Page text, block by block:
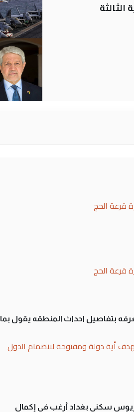
قرعة الحج
قرعة الحج
بتفاصيل احداث المنطقه يقول بما
أية دولة ومفتوحة لانضمام الدول
سكني بغداد أرغب في إكمال